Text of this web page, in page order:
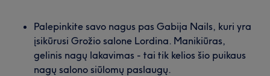
Palepinkite savo nagus pas Gabija Nails, kuri yra
įsikūrusi Grožio salone Lordina. Manikiūras,
gelinis nagų lakavimas - tai tik kelios šio puikaus
nagų salono siūlomų paslaugų.